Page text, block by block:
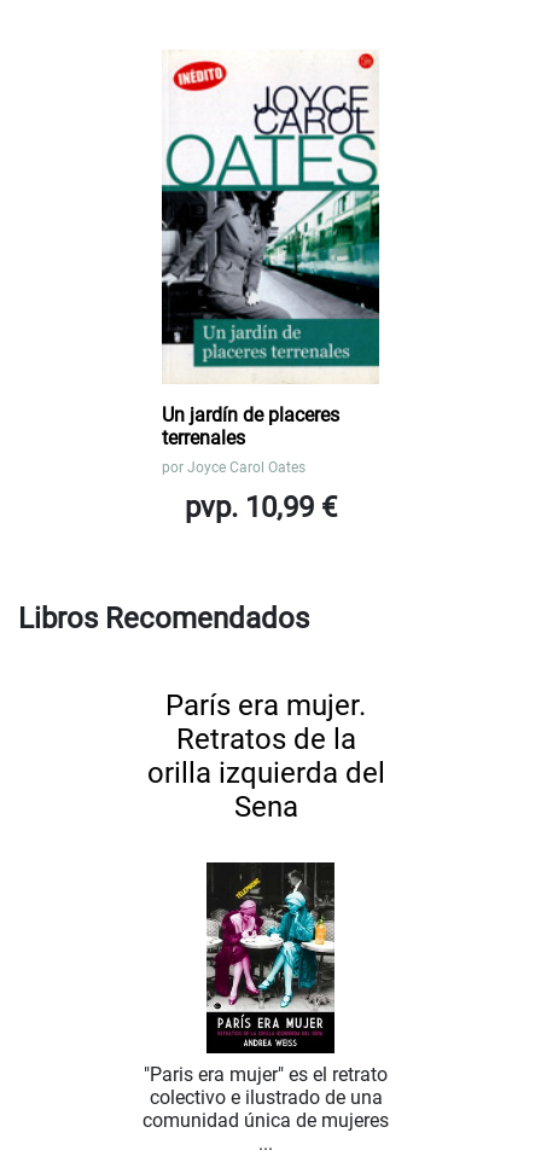
Un jardín de placeres
terrenales
por Joyce Carol Oates
pvp. 10,99 €
Libros Recomendados
París era mujer.
Retratos de la
orilla izquierda del
Sena
"Paris era mujer" es el retrato
colectivo e ilustrado de una
comunidad única de mujeres
...